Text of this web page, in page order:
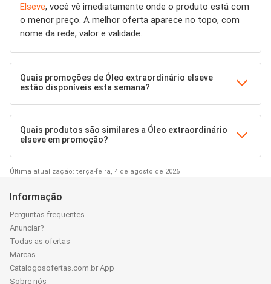
Elseve, você vê imediatamente onde o produto está com
o menor preço. A melhor oferta aparece no topo, com
nome da rede, valor e validade.
Quais promoções de Óleo extraordinário elseve
estão disponíveis esta semana?
Quais produtos são similares a Óleo extraordinário
elseve em promoção?
Última atualização: terça-feira, 4 de agosto de 2026
Informação
Perguntas frequentes
Anunciar?
Todas as ofertas
Marcas
Catalogosofertas.com.br App
Sobre nós